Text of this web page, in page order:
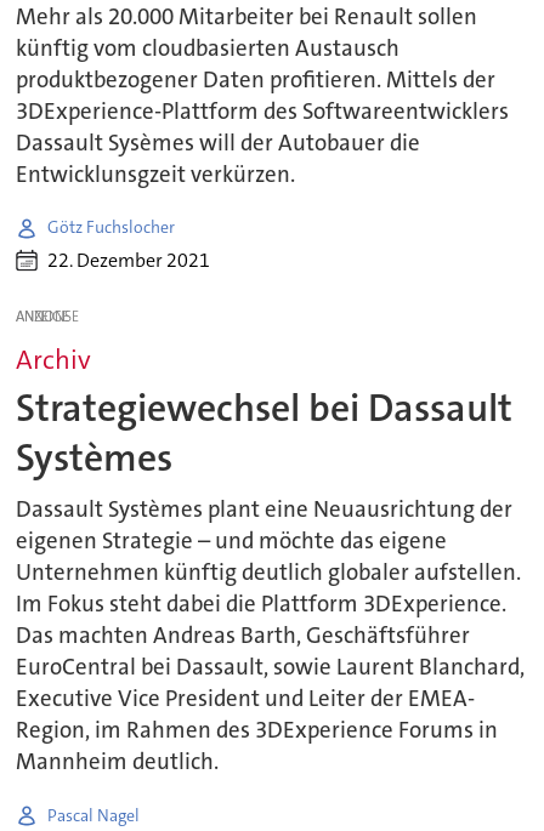
Mehr als 20.000 Mitarbeiter bei Renault sollen
künftig vom cloudbasierten Austausch
produktbezogener Daten profitieren. Mittels der
3DExperience-Plattform des Softwareentwicklers
Dassault Sysèmes will der Autobauer die
Entwicklunsgzeit verkürzen.
Götz Fuchslocher
22. Dezember 2021
ANZEIGE
Archiv
Strategiewechsel bei Dassault
Systèmes
Dassault Systèmes plant eine Neuausrichtung der
eigenen Strategie – und möchte das eigene
Unternehmen künftig deutlich globaler aufstellen.
Im Fokus steht dabei die Plattform 3DExperience.
Das machten Andreas Barth, Geschäftsführer
EuroCentral bei Dassault, sowie Laurent Blanchard,
Executive Vice President und Leiter der EMEA-
Region, im Rahmen des 3DExperience Forums in
Mannheim deutlich.
Pascal Nagel